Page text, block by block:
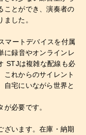
ことができ、演奏者の
した。
マートデバイスを付属
に録音やオンラインレ
STJは複雑な配線も必
これからのサイレント
自宅にいながら世界と
必要です。
ざいます。在庫・納期